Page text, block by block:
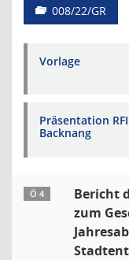
008/22/GR
Vorlage
Präsentation
Backnang
Ö 4
Bericht
zum